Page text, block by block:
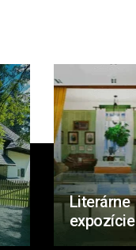
Literárne
expozície